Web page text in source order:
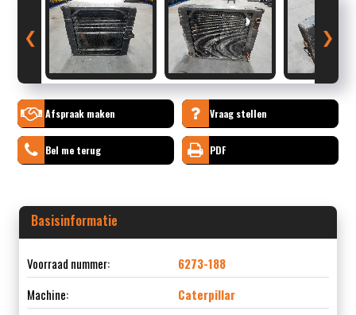
❮ ❯
Afspraak maken Vraag stellen
Bel me terug PDF
Basisinformatie
Voorraad nummer:
6273-188
Machine:
Caterpillar